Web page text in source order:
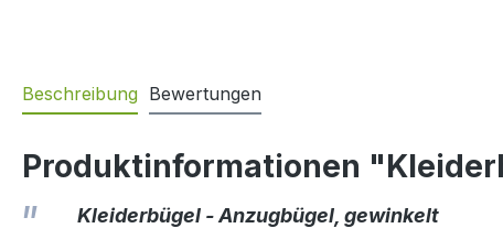
Beschreibung Bewertungen
Produktinformationen
Kleiderbügel - Anzugbügel, gewinkelt